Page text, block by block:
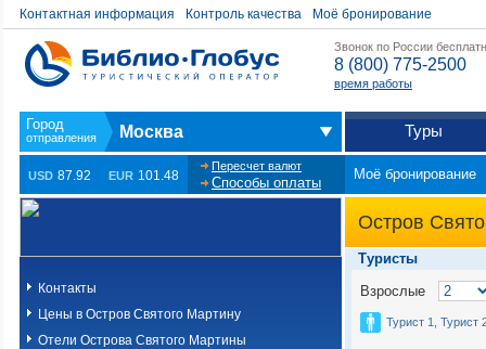
Контактная информация Контроль качества Моё бронирование
Звонок по России
8 (800) 775-2500
время работы
Москва Туры
USD 87.92 EUR 101.48
Пересчет валют
Способы оплаты
Моё бронирование
Контакты
Цены в Остров Святого Мартину
Отели Острова Святого Мартины
Остров
Туристы
Взрослые
Турист 1, Турист